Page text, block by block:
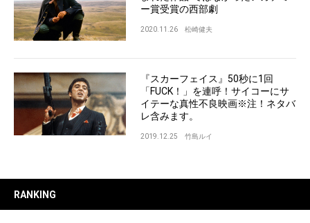
ー賞受賞の西部劇
2020.11.26 松崎健夫
『スカーフェイス』50秒に1回
「FUCK！」を連呼！サイコーにサ
イテーな真性不良映画※注！ネタバ
レ含みます。
2019.12.25 竹島ルイ
RANKING